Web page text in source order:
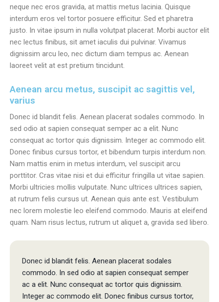
neque nec eros gravida, at mattis metus lacinia. Quisque
interdum eros vel tortor posuere efficitur. Sed et pharetra
justo. In vitae ipsum in nulla volutpat placerat. Morbi auctor elit
nec lectus finibus, sit amet iaculis dui pulvinar. Vivamus
dignissim arcu leo, nec dictum diam tempus ac. Aenean
laoreet velit at est pretium tincidunt.
Aenean arcu metus, suscipit ac sagittis vel,
varius
Donec id blandit felis. Aenean placerat sodales commodo. In
sed odio at sapien consequat semper ac a elit. Nunc
consequat ac tortor quis dignissim. Integer ac commodo elit.
Donec finibus cursus tortor, et bibendum turpis interdum non.
Nam mattis enim in metus interdum, vel suscipit arcu
porttitor. Cras vitae nisi et dui efficitur fringilla ut vitae sapien.
Morbi ultricies mollis vulputate. Nunc ultrices ultrices sapien,
at rutrum felis cursus ut. Aenean quis ante est. Vestibulum
nec lorem molestie leo eleifend commodo. Mauris at eleifend
quam. Nam risus lectus, rutrum ut aliquet a, gravida sed libero.
Donec id blandit felis. Aenean placerat sodales
commodo. In sed odio at sapien consequat semper
ac a elit. Nunc consequat ac tortor quis dignissim.
Integer ac commodo elit. Donec finibus cursus tortor,